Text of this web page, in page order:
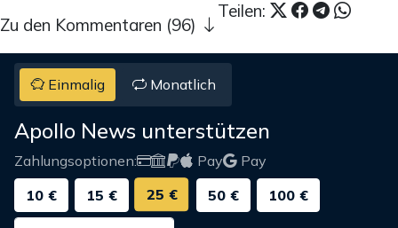
Teilen:
Zu den Kommentaren (96)
Einmalig Monatlich
Apollo News unterstützen
Zahlungsoptionen: Pay
Pay
10 €
15 € 25 € 50 € 100 €